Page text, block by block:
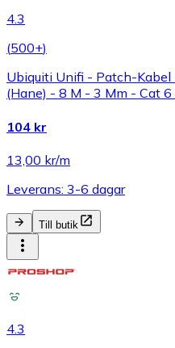
4.3
(500+)
Ubiquiti Unifi - Patch-
(Hane) - 8 M - 3 Mm - Cat
104 kr
13,00 kr/m
Leverans: 3-6 dagar
Till butik
4.3